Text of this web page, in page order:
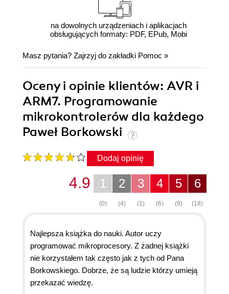
na dowolnych urządzeniach i aplikacjach
obsługujących formaty: PDF, EPub, Mobi
Masz pytania? Zajrzyj do zakładki Pomoc »
Oceny i opinie klientów: AVR i
ARM7. Programowanie
mikrokontrolerów dla każdego
Paweł Borkowski
Dodaj opinię
6
(18)
5
(9)
4
(6)
3
(1)
2
(4)
1
(0)
4.9
Najlepsza książka do nauki. Autor uczy
programować mikroprocesory. Z żadnej książki
nie korzystałem tak często jak z tych od Pana
Borkowskiego. Dobrze, że są ludzie którzy umieją
przekazać wiedzę.